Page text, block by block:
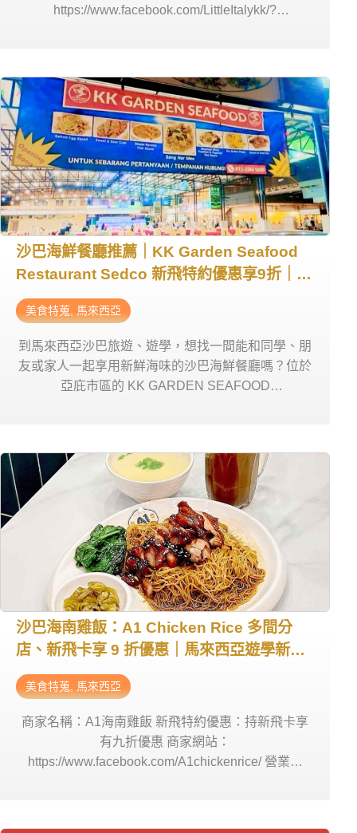
https://www.facebook.com/LittleItalykk/?
Kinabalu, 88400 Kota Kinabalu, Sabah, 馬來西亞
沙巴海鮮餐廳推薦｜KK Garden Seafood
Restaurant Sedco 新飛特約優惠享9折｜馬
來西亞遊學新飛特約商店
美食特蒐, 馬來西亞
到馬來西亞沙巴旅遊、遊學，想找一間能和同學、朋
友或家人一起享用新鮮海味的沙巴海鮮餐廳嗎？位於
亞庇市區的 KK GARDEN SEAFOOD
沙巴海南雞飯：A1 Chicken Rice 多間分
店、新飛卡享 9 折優惠｜馬來西亞遊學新飛
特約商店
美食特蒐, 馬來西亞
商家名稱：A1海南雞飯 新飛特約優惠：持新飛卡享
有九折優惠 商家網站：
https://www.facebook.com/A1chickenrice/ 營業時